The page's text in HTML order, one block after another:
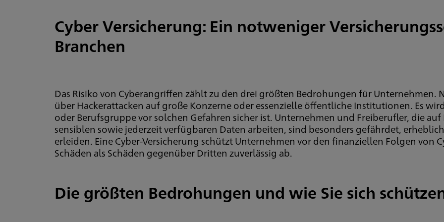
Cyber Versicherung: Ein notweniger
Branchen
Das Risiko von Cyberangriffen zählt zu den drei größten Bedrohungen für Unternehmen.
über Hackerattacken auf große Konzerne oder essenzielle öffentliche Institutionen. Es
oder Berufsgruppe vor solchen Gefahren sicher ist. Unternehmen und Freiberufler, die
sensiblen sowie jederzeit verfügbaren Daten arbeiten, sind besonders gefährdet,
erleiden. Eine Cyber-Versicherung schützt Unternehmen vor den finanziellen Folgen von
Schäden als Schäden gegenüber Dritten zuverlässig ab.
Die größten Bedrohungen und wie Sie sich